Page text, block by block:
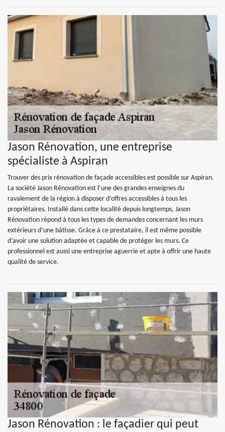
Jason Rénovation, une entreprise
spécialiste à Aspiran
Trouver des prix rénovation de façade accessibles est possible sur Aspiran.
La société Jason Rénovation est l’une des grandes enseignes du
ravalement de la région à disposer d’offres accessibles à tous les
propriétaires. Installé dans cette localité depuis longtemps, Jason
Rénovation répond à tous les types de demandes concernant les murs
extérieurs d’une bâtisse. Grâce à ce prestataire, il est même possible
d’avoir une solution adaptée et capable de protéger les murs. Ce
professionnel est aussi une entreprise aguerrie et apte à offrir une haute
qualité de service.
Jason Rénovation : le façadier qui peut